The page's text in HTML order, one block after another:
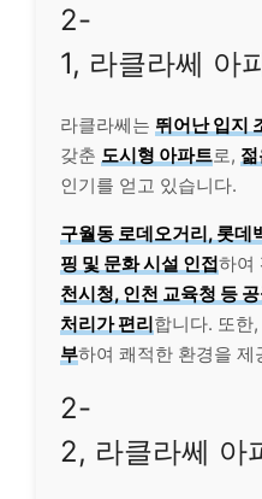
2-
1, 라클라쎄 아
라클라쎄는 뛰어난 입지
갖춘 도시형 아파트로,
인기를 얻고 있습니다.
구월동 로데오거리, 롯데
핑 및 문화 시설 인접하여
천시청, 인천 교육청 등
처리가 편리합니다. 또한,
부하여 쾌적한 환경을 제
2-
2, 라클라쎄 아